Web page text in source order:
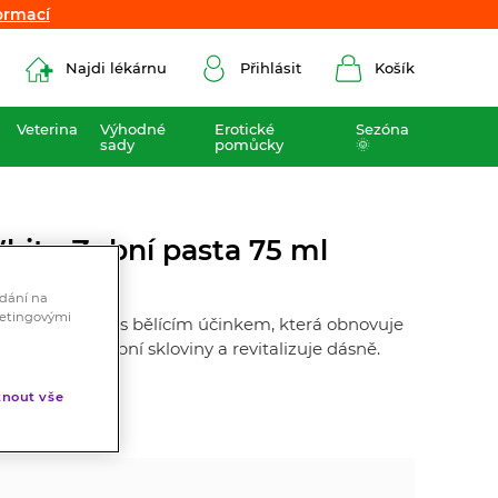
Najdi lékárnu Přihlásit Košík
Veterina
Výhodné
sady
Erotické
pomůcky
Sezóna
🌞
Zubní pasta 75 ml
zubní pasta s bělícím účinkem, která obnovuje
zubní skloviny a revitalizuje dásně.
na
vše